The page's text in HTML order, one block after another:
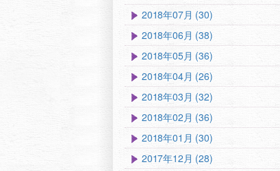
2018年07月 (30)
2018年06月 (38)
2018年05月 (36)
2018年04月 (26)
2018年03月 (32)
2018年02月 (36)
2018年01月 (30)
2017年12月 (28)